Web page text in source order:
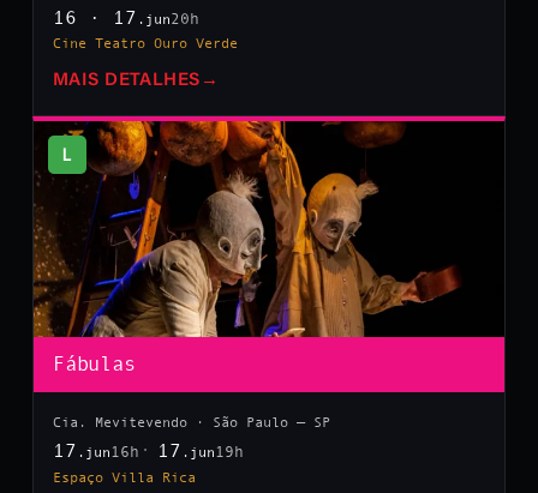
16 · 17 .jun20h
Cine Teatro Ouro Verde
MAIS DETALHES →
L
Fábulas
Cia. Mevitevendo · São Paulo — SP
17 .jun 16h 17 .jun 19h
Espaço Villa Rica